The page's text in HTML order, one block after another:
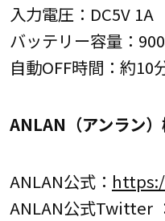
入力電圧：DC5V 1A
バッテリー容量：
自動OFF時間：約10
ANLAN（アンラン
ANLAN公式：
ANLAN公式Twitter